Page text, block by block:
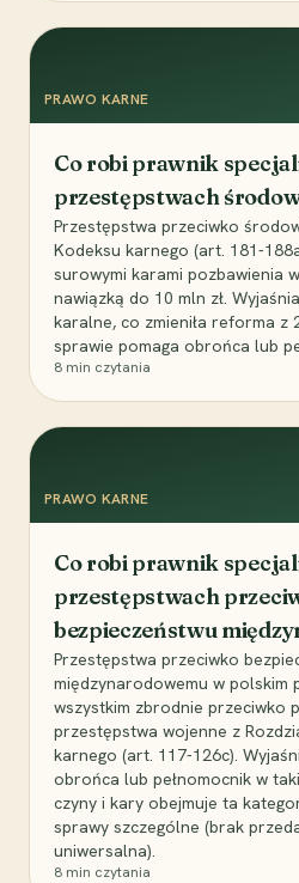
PRAWO KARNE
Co robi prawnik
przestępstwach
Przestępstwa przeciwko
Kodeksu karnego (art. 181-
surowymi karami pozbawienia
nawiązką do 10 mln zł.
karalne, co zmieniła reforma z
sprawie pomaga obrońca lub
8 min czytania
PRAWO KARNE
Co robi prawnik
przestępstwach
bezpieczeństwu
Przestępstwa przeciwko
międzynarodowemu w polskim
wszystkim zbrodnie przeciwko
przestępstwa wojenne z
karnego (art. 117-126c).
obrońca lub pełnomocnik w
czyny i kary obejmuje ta
sprawy szczególne (brak
uniwersalna).
8 min czytania